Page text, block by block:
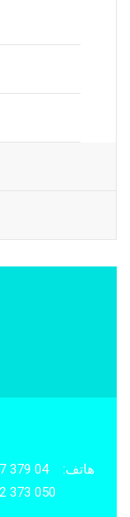
هاتف:
04 379 8747
050 373 4132